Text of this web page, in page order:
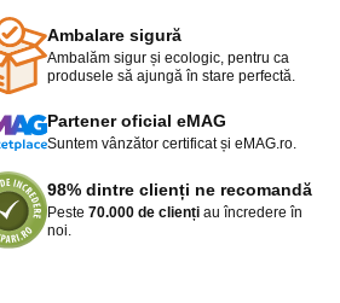
Ambalare sigură
Ambalăm sigur și ecologic, pentru ca
produsele să ajungă în stare perfectă.
Partener oficial eMAG
Suntem vânzător certificat și eMAG.ro.
98% dintre clienți ne recomandă
Peste 70.000 de clienți au încredere în
noi.